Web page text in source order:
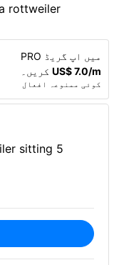
PRO میں اپ گریڈ
US$ 7.0/m
کوئی ممنوعہ افعال
sitting 5